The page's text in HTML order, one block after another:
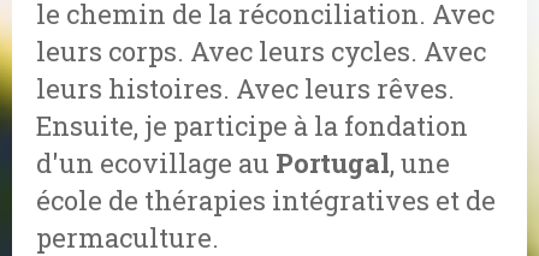
le chemin de la réconciliation. Avec
leurs corps. Avec leurs cycles. Avec
leurs histoires. Avec leurs rêves.
Ensuite, je participe à la fondation
d'un ecovillage au Portugal, une
école de thérapies intégratives et de
permaculture.